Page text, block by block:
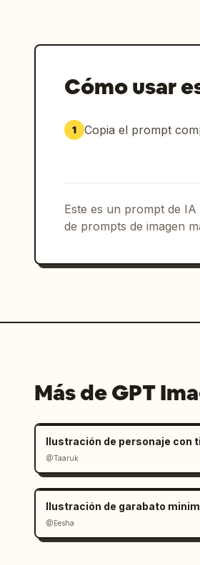
Cómo usar
1 Copia el prompt
Este es un prompt de
de prompts de imagen
Más de GPT
@Taaruk
Ilustración de garabato
@Eesha